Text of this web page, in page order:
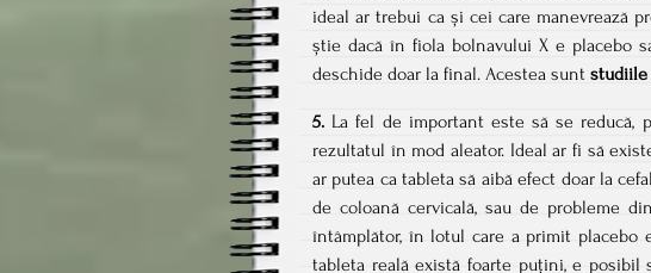
ideal ar trebui ca și cei care manevrează
știe dacă în fiola bolnavului X e placebo
deschide doar la final. Acestea sunt studiile
5. La fel de important este să se reducă,
rezultatul în mod aleator. Ideal ar fi să
ar putea ca tableta să aibă efect doar la
de coloană cervicală, sau de probleme
întâmplător, în lotul care a primit
tableta reală există foarte puțini, e